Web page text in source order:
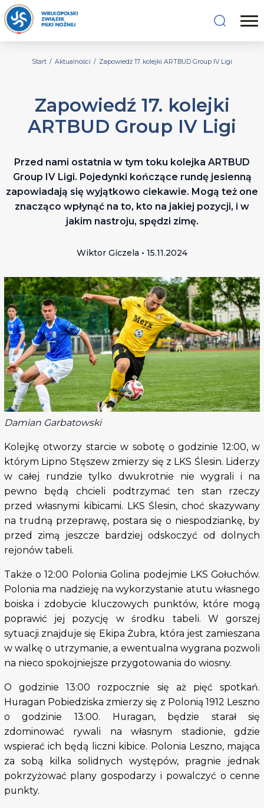
Start / Aktualności / Zapowiedź 17. kolejki ARTBUD Group IV Ligi
Zapowiedź 17. kolejki
ARTBUD Group IV Ligi
Przed nami ostatnia w tym toku kolejka ARTBUD
Group IV Ligi. Pojedynki kończące rundę jesienną
zapowiadają się wyjątkowo ciekawie. Mogą też one
znacząco wpłynąć na to, kto na jakiej pozycji, i w
jakim nastroju, spędzi zimę.
Wiktor Giczela • 15.11.2024
Damian Garbatowski
Kolejkę otworzy starcie w sobotę o godzinie 12:00, w
którym Lipno Stęszew zmierzy się z LKS Ślesin. Liderzy
w całej rundzie tylko dwukrotnie nie wygrali i na
pewno będą chcieli podtrzymać ten stan rzeczy
przed własnymi kibicami. LKS Ślesin, choć skazywany
na trudną przeprawę, postara się o niespodziankę, by
przed zimą jeszcze bardziej odskoczyć od dolnych
rejonów tabeli.
Także o 12:00 Polonia Golina podejmie LKS Gołuchów.
Polonia ma nadzieję na wykorzystanie atutu własnego
boiska i zdobycie kluczowych punktów, które mogą
poprawić jej pozycję w środku tabeli. W gorszej
sytuacji znajduje się Ekipa Żubra, która jest zamieszana
w walkę o utrzymanie, a ewentualna wygrana pozwoli
na nieco spokojniejsze przygotowania do wiosny.
O godzinie 13:00 rozpocznie się aż pięć spotkań.
Huragan Pobiedziska zmierzy się z Polonią 1912 Leszno
o godzinie 13:00. Huragan, będzie starał się
zdominować rywali na własnym stadionie, gdzie
wspierać ich będą liczni kibice. Polonia Leszno, mająca
za sobą kilka solidnych występów, pragnie jednak
pokrzyżować plany gospodarzy i powalczyć o cenne
punkty.